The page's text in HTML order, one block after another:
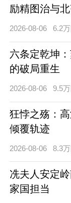
励精图治与
2026-08-06 6.2
六条定乾坤
的破局重生
2026-08-06 9.5
狂悖之殇：
倾覆轨迹
2026-08-06 8.3
冼夫人安定
家国担当